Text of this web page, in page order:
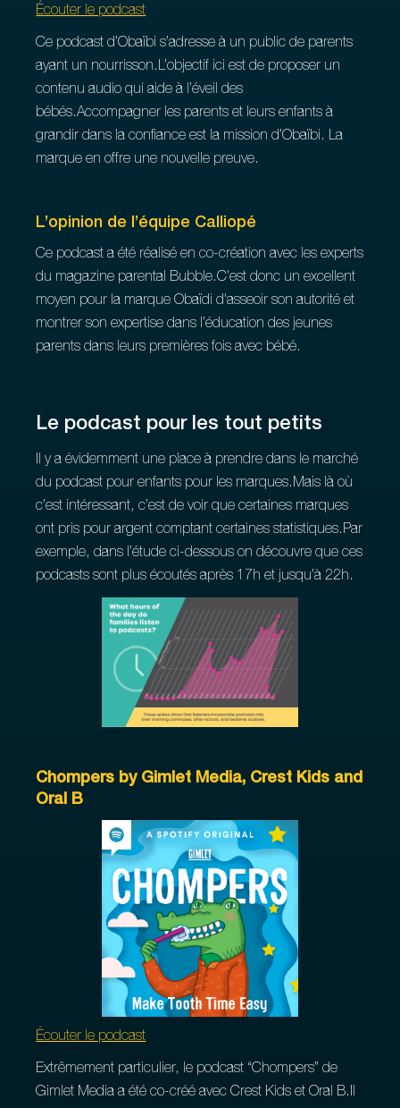
Écouter le podcast
Ce podcast d’Obaïbi s’adresse à un public de parents
ayant un nourrisson.L’objectif ici est de proposer un
contenu audio qui aide à l’éveil des
bébés.Accompagner les parents et leurs enfants à
grandir dans la confiance est la mission d’Obaïbi. La
marque en offre une nouvelle preuve.
L’opinion de l’équipe Calliopé
Ce podcast a été réalisé en co-création avec les experts
du magazine parental Bubble.C’est donc un excellent
moyen pour la marque Obaïdi d'asseoir son autorité et
montrer son expertise dans l’éducation des jeunes
parents dans leurs premières fois avec bébé.
Le podcast pour les tout petits
Il y a évidemment une place à prendre dans le marché
du podcast pour enfants pour les marques.Mais là où
c’est intéressant, c’est de voir que certaines marques
ont pris pour argent comptant certaines statistiques.Par
exemple, dans l’étude ci-dessous on découvre que ces
podcasts sont plus écoutés après 17h et jusqu’à 22h.
Chompers by Gimlet Media, Crest Kids and
Oral B
Écouter le podcast
Extrêmement particulier, le podcast “Chompers” de
Gimlet Media a été co-créé avec Crest Kids et Oral B.Il